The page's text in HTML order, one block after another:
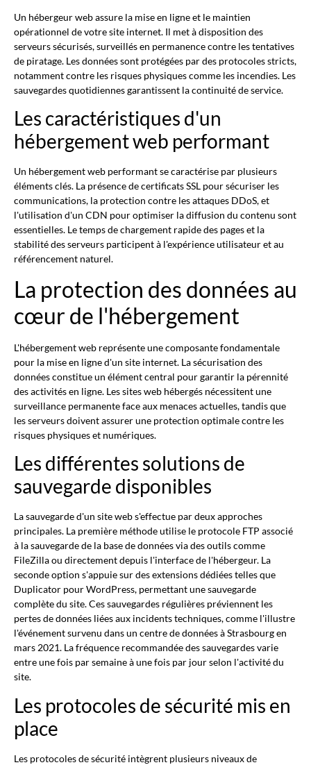
Un hébergeur web assure la mise en ligne et le maintien
opérationnel de votre site internet. Il met à disposition des
serveurs sécurisés, surveillés en permanence contre les tentatives
de piratage. Les données sont protégées par des protocoles stricts,
notamment contre les risques physiques comme les incendies. Les
sauvegardes quotidiennes garantissent la continuité de service.
Les caractéristiques d'un
hébergement web performant
Un hébergement web performant se caractérise par plusieurs
éléments clés. La présence de certificats SSL pour sécuriser les
communications, la protection contre les attaques DDoS, et
l'utilisation d'un CDN pour optimiser la diffusion du contenu sont
essentielles. Le temps de chargement rapide des pages et la
stabilité des serveurs participent à l'expérience utilisateur et au
référencement naturel.
La protection des données au
cœur de l'hébergement
L'hébergement web représente une composante fondamentale
pour la mise en ligne d'un site internet. La sécurisation des
données constitue un élément central pour garantir la pérennité
des activités en ligne. Les sites web hébergés nécessitent une
surveillance permanente face aux menaces actuelles, tandis que
les serveurs doivent assurer une protection optimale contre les
risques physiques et numériques.
Les différentes solutions de
sauvegarde disponibles
La sauvegarde d'un site web s'effectue par deux approches
principales. La première méthode utilise le protocole FTP associé
à la sauvegarde de la base de données via des outils comme
FileZilla ou directement depuis l'interface de l'hébergeur. La
seconde option s'appuie sur des extensions dédiées telles que
Duplicator pour WordPress, permettant une sauvegarde
complète du site. Ces sauvegardes régulières préviennent les
pertes de données liées aux incidents techniques, comme l'illustre
l'événement survenu dans un centre de données à Strasbourg en
mars 2021. La fréquence recommandée des sauvegardes varie
entre une fois par semaine à une fois par jour selon l'activité du
site.
Les protocoles de sécurité mis en
place
Les protocoles de sécurité intègrent plusieurs niveaux de